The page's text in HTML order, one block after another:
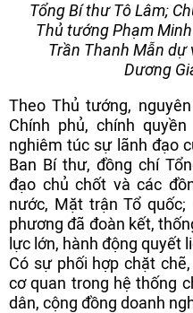
Tổng Bí thư Tô Lâm;
Thủ tướng Phạm
Trần Thanh Mẫn dự
Dương
Theo Thủ tướng,
Chính phủ, chính
nghiêm túc sự lãnh đạo
Ban Bí thư, đồng chí
đạo chủ chốt và các
nước, Mặt trận Tổ quốc;
phương đã đoàn kết,
lực lớn, hành động quyết
Có sự phối hợp chặt
cơ quan trong hệ thống
dân, cộng đồng doanh